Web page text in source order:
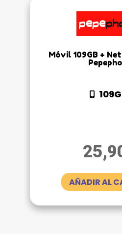
Móvil 109GB +
AÑADIR AL